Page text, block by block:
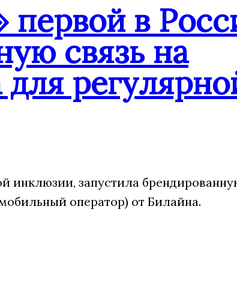
в
связь на
инклюзии, запустила
оператор) от Билайна.